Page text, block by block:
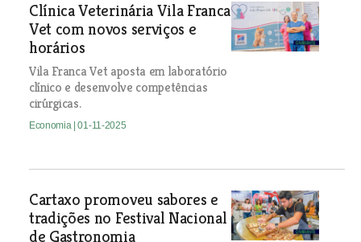
Clínica Veterinária Vila Franca
Vet com novos serviços e
horários
Vila Franca Vet aposta em laboratório
clínico e desenvolve competências
cirúrgicas.
Economia | 01-11-2025
Cartaxo promoveu sabores e
tradições no Festival Nacional
de Gastronomia